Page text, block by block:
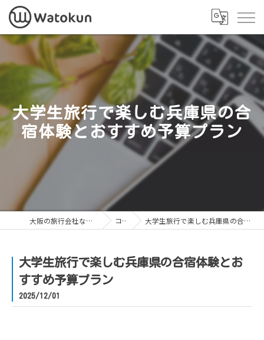
大学生旅行で楽しむ兵庫県の合
宿体験とおすすめ予算プラン
大阪の旅行会社なら株式会社Watokun コラム 大学生旅行で楽しむ兵庫県の合宿体験とおすすめ予算プラン
大学生旅行で楽しむ兵庫県の合宿体験とお
すすめ予算プラン
2025/12/01